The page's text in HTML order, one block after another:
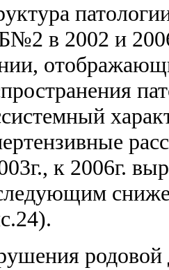
в 2002 и
к 2006г.
родовой